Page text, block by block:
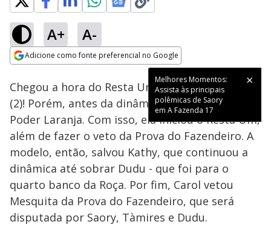
A+ A-
Adicione como fonte preferencial no Google
Melhores Momentos:
Assista às principais
polêmicas de Saory
em A Fazenda 17
Ativar
Loaded
32.52%
Chegou a hora do Resta Um desta terça-feira
(2)! Porém, antes da dinâmica, Carol abriu o
Poder Laranja. Com isso, ela iniciou o Resta Um,
além de fazer o veto da Prova do Fazendeiro. A
modelo, então, salvou Kathy, que continuou a
dinâmica até sobrar Dudu - que foi para o
quarto banco da Roça. Por fim, Carol vetou
Mesquita da Prova do Fazendeiro, que será
disputada por Saory, Tàmires e Dudu.